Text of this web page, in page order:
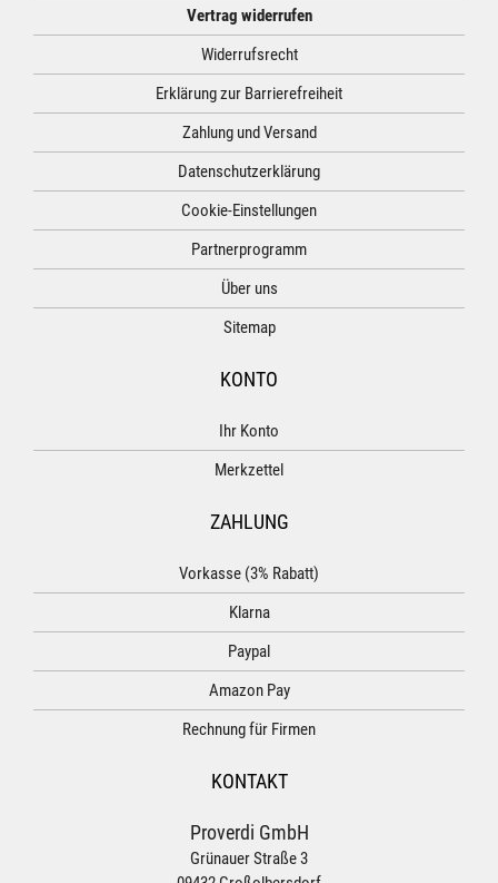
Vertrag widerrufen
Widerrufsrecht
Erklärung zur Barrierefreiheit
Zahlung und Versand
Datenschutzerklärung
Cookie-Einstellungen
Partnerprogramm
Über uns
Sitemap
KONTO
Ihr Konto
Merkzettel
ZAHLUNG
Vorkasse (3% Rabatt)
Klarna
Paypal
Amazon Pay
Rechnung für Firmen
KONTAKT
Proverdi GmbH
Grünauer Straße 3